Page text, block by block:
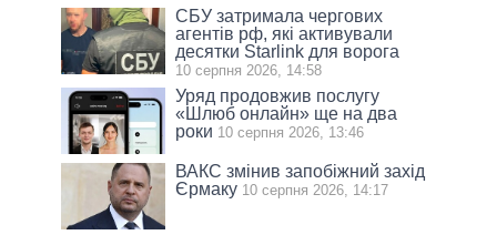
СБУ затримала чергових
агентів рф, які активували
десятки Starlink для ворога
10 серпня 2026, 14:58
Уряд продовжив послугу
«Шлюб онлайн» ще на два
роки 10 серпня 2026, 13:46
ВАКС змінив запобіжний захід
Єрмаку 10 серпня 2026, 14:17